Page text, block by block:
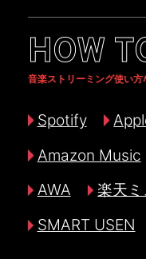
HOW
音楽ストリーミング使い方
Spotify
Amazon Music
AWA
楽天
SMART USEN